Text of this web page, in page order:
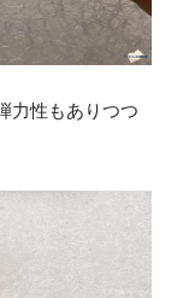
力性もありつつ